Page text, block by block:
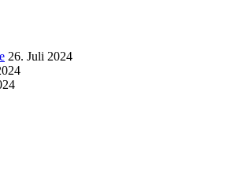
26. Juli 2024